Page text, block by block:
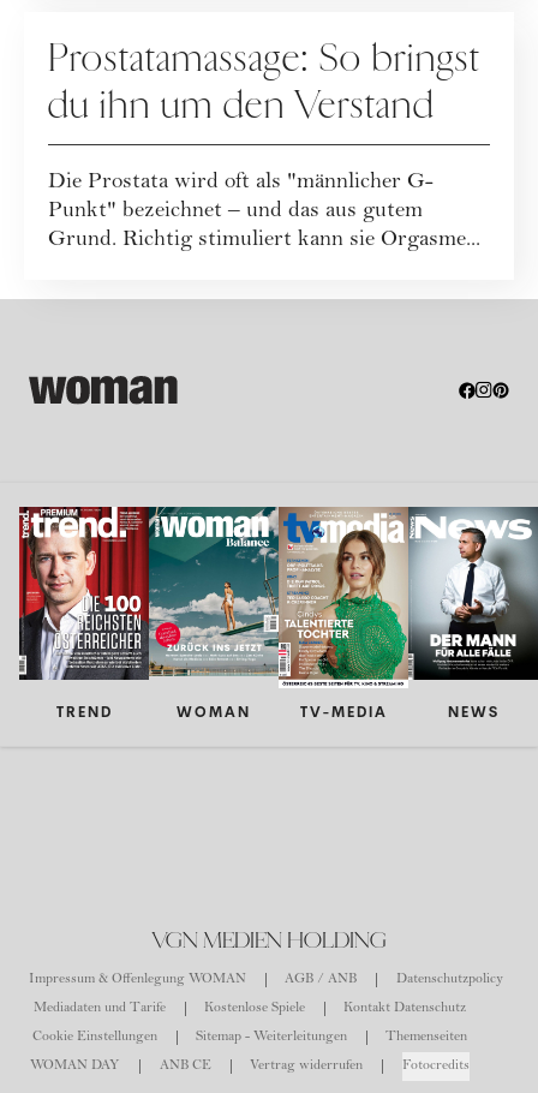
Prostatamassage: So bringst
du ihn um den Verstand
Die Prostata wird oft als "männlicher G-
Punkt" bezeichnet – und das aus gutem
Grund. Richtig stimuliert kann sie Orgasme...
TREND WOMAN TV-MEDIA NEWS
VGN MEDIEN HOLDING
Impressum & Offenlegung WOMAN AGB / ANB
Datenschutzpolicy
Mediadaten und Tarife
Kostenlose Spiele
Kontakt Datenschutz
Cookie Einstellungen
Sitemap - Weiterleitungen
Themenseiten
WOMAN DAY
ANB CE Vertrag widerrufen Fotocredits